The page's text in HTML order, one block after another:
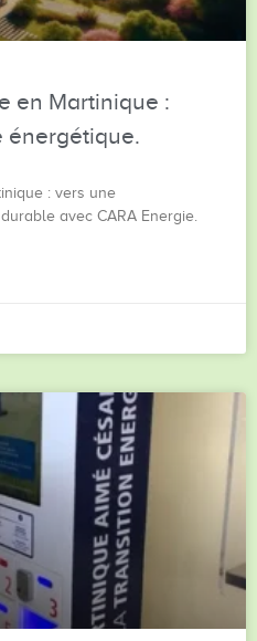
en Martinique :
énergétique.
: vers une
avec CARA Energie.